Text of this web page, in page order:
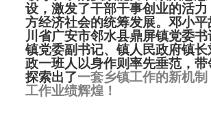
设，激发了干部干事创业的活
方经济社会的统筹发展。邓小
川省广安市邻水县鼎屏镇党委书
镇党委副书记、镇人民政府镇
政一班人以身作则率先垂范，带
探索出了一套乡镇工作的新机
工作业绩辉煌！